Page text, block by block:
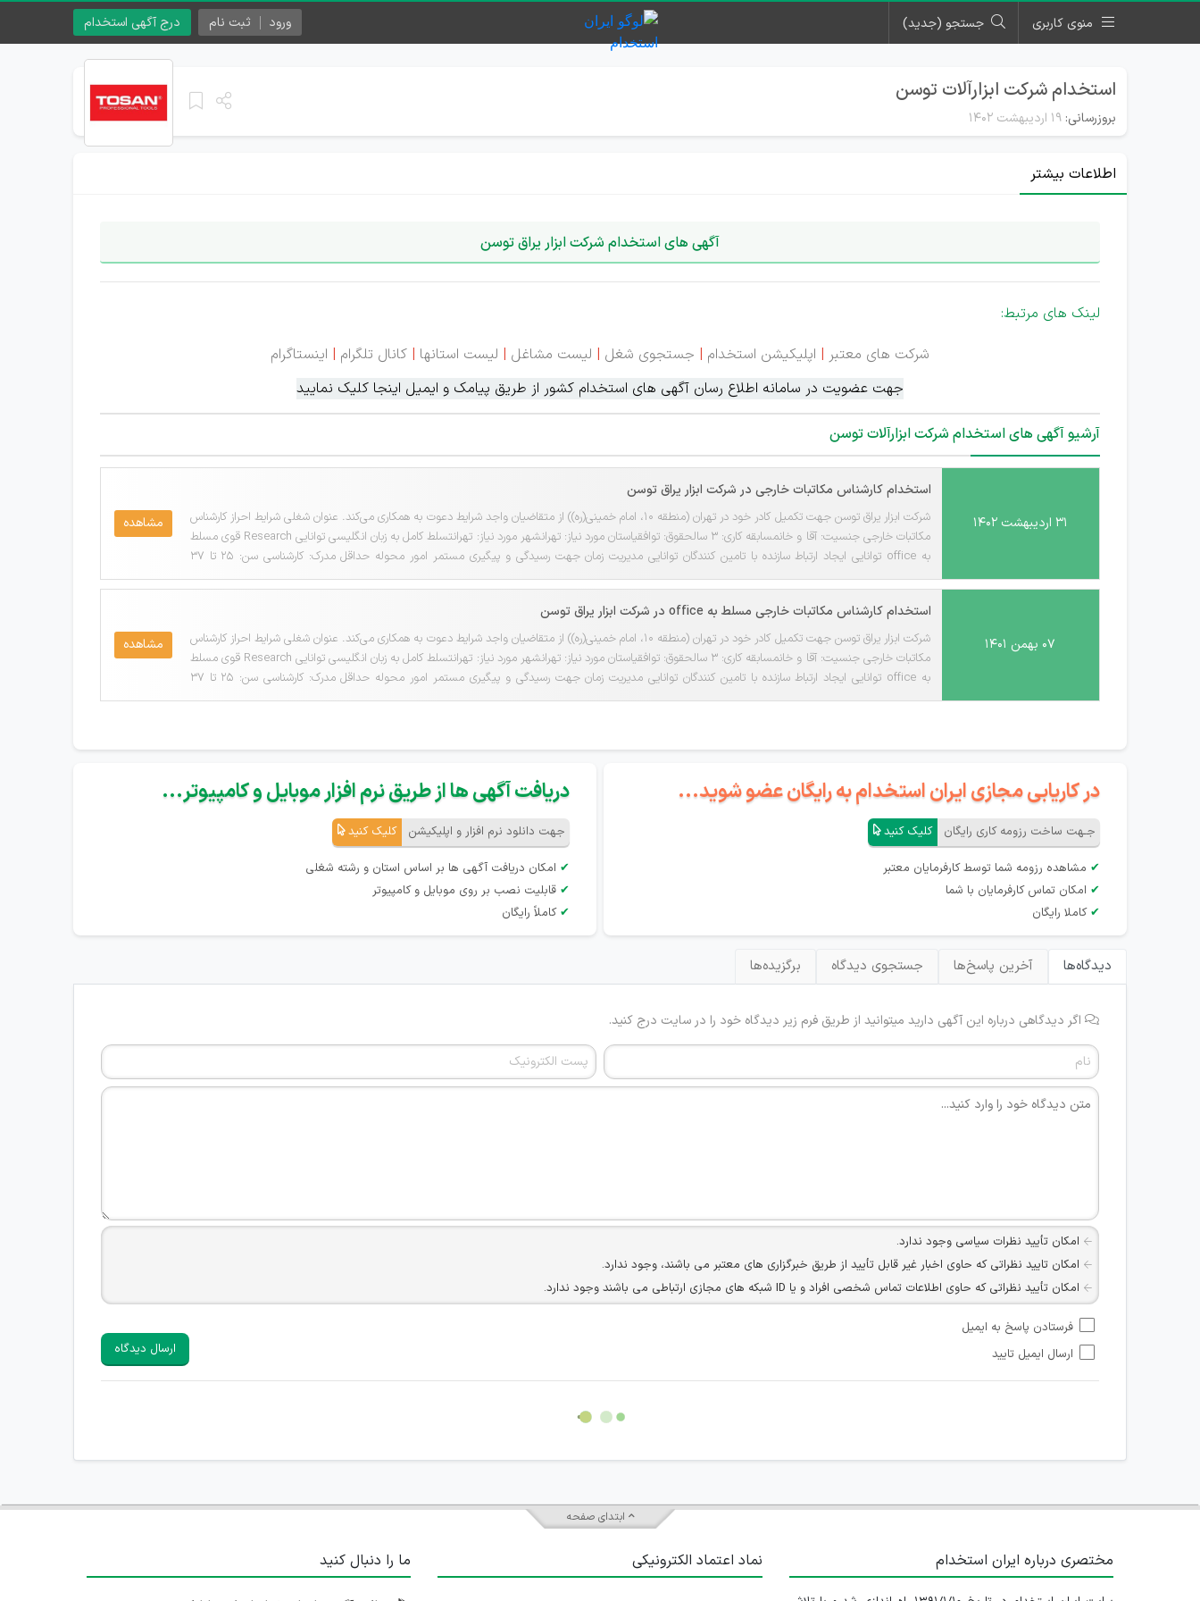
منوی کاربری جستجو (جدید) درج آگهی استخدام ورود ثبت نام
استخدام شرکت ابزارآلات توسن
بروزرسانی: ۱۹ اردیبهشت ۱۴۰۲
اطلاعات بیشتر
آگهی های استخدام شرکت ابزار یراق توسن
لینک های مرتبط:
شرکت های معتبر | اپلیکیشن استخدام | جستجوی شغل | لیست مشاغل | لیست استانها | کانال تلگرام | اینستاگرام
جهت عضویت در سامانه اطلاع رسان آگهی های استخدام کشور از طریق پیامک و ایمیل اینجا کلیک نمایید
آرشیو آگهی های استخدام شرکت ابزارآلات توسن
۳۱ اردیبهشت ۱۴۰۲
استخدام کارشناس مکاتبات خارجی در شرکت ابزار یراق توسن
شرکت ابزار یراق توسن جهت تکمیل کادر خود در تهران (منطقه 10، امام خمینی(ره)) از متقاضیان واجد شرایط دعوت به همکاری می‌کند. عنوان شغلی شرایط احراز کارشناس
مکاتبات خارجی جنسیت: آقا و خانمسابقه کاری: 3 سالحقوق: توافقیاستان مورد نیاز: تهرانشهر مورد نیاز: تهرانتسلط کامل به زبان انگلیسی توانایی Research قوی مسلط
به office توانایی ایجاد ارتباط سازنده با تامین کنندگان توانایی مدیریت زمان جهت رسیدگی و پیگیری مستمر امور محوله حداقل مدرک: کارشناسی سن: 25 تا 37
سالمزایا:بیمه بیمه تکمیلی ناهار هدایای مناسبتی...
مشاهده
۰۷ بهمن ۱۴۰۱
استخدام کارشناس مکاتبات خارجی مسلط به office در شرکت ابزار یراق توسن
شرکت ابزار یراق توسن جهت تکمیل کادر خود در تهران (منطقه 10، امام خمینی(ره)) از متقاضیان واجد شرایط دعوت به همکاری می‌کند. عنوان شغلی شرایط احراز کارشناس
مکاتبات خارجی جنسیت: آقا و خانمسابقه کاری: 3 سالحقوق: توافقیاستان مورد نیاز: تهرانشهر مورد نیاز: تهرانتسلط کامل به زبان انگلیسی توانایی Research قوی مسلط
به office توانایی ایجاد ارتباط سازنده با تامین کنندگان توانایی مدیریت زمان جهت رسیدگی و پیگیری مستمر امور محوله حداقل مدرک: کارشناسی سن: 25 تا 37
سالمزایا:بیمه بیمه تکمیلی ناهار هدایای مناسبتی...
مشاهده
در کاریابی مجازی ایران استخدام به رایگان عضو شوید...
جـهت ساخت رزومه کاری رایگان کلیک کنید
✔ مشاهده رزومه شما توسط کارفرمایان معتبر
✔ امکان تماس کارفرمایان با شما
✔ کاملا رایگان
دریافت آگهی ها از طریق نرم افزار موبایل و کامپیوتر...
جهت دانلود نرم افزار و اپلیکیشن کلیک کنید
✔ امکان دریافت آگهی ها بر اساس استان و رشته شغلی
✔ قابلیت نصب بر روی موبایل و کامپیوتر
✔ کاملاً رایگان
دیدگاه‌ها آخرین پاسخ‌ها جستجوی دیدگاه برگزیده‌ها
اگر دیدگاهی درباره این آگهی دارید میتوانید از طریق فرم زیر دیدگاه خود را در سایت درج کنید.
امکان تأیید نظرات سیاسی وجود ندارد.
امکان تایید نظراتی که حاوی اخبار غیر قابل تأیید از طریق خبرگزاری های معتبر می باشند، وجود ندارد.
امکان تأیید نظراتی که حاوی اطلاعات تماس شخصی افراد و یا ID شبکه های مجازی ارتباطی می باشند وجود ندارد.
هرگونه تحریک، تحقیر و کنایه به سایر افراد (مسئول و غیر مسئول) غیر مجاز می باشد.
امکان هماهنگی برای هرگونه ملاقات حضوری چه به صورت دسته جمعی و چه فردی توسط کاربران سایت وجود ندارد.
فرستادن پاسخ به ایمیل
ارسال ایمیل تایید
ارسال دیدگاه
ابتدای صفحه
مختصری درباره ایران استخدام نماد اعتماد الکترونیکی ما را دنبال کنید